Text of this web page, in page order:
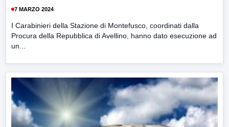
7 MARZO 2024
I Carabinieri della Stazione di Montefusco, coordinati dalla
Procura della Repubblica di Avellino, hanno dato esecuzione ad
un...